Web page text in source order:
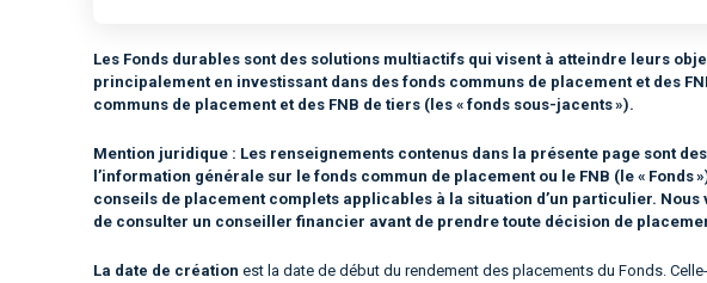
Les Fonds durables sont des solutions multiactifs qui visent à atteindre leurs
principalement en investissant dans des fonds communs de placement et des
communs de placement et des FNB de tiers (les « fonds sous-jacents »).
Mention juridique : Les renseignements contenus dans la présente page sont
l’information générale sur le fonds commun de placement ou le FNB (le « Fonds
conseils de placement complets applicables à la situation d’un particulier.
de consulter un conseiller financier avant de prendre toute décision de
La date de création est la date de début du rendement des placements du Fonds.